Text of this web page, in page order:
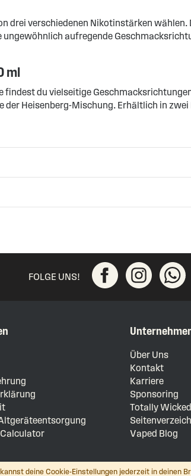
deine Cookie-Einstellungen jederzeit in
drei verschiedenen Nikotinstärken
aufregende
ml
findest du vielseitige
Heisenberg-Mischung. Erhältlich in
FOLGE UNS!
Über Uns
Kontakt
Karriere
Sponsoring
Totally
Vaped Blog